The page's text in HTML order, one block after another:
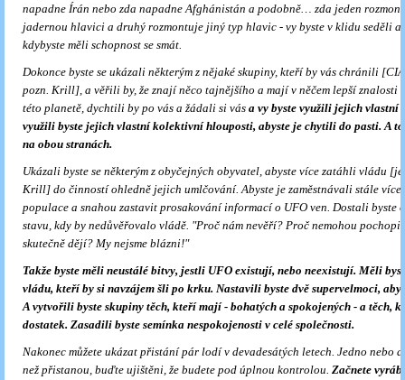
napadne Írán nebo zda napadne Afghánistán a podobně… zda jeden
jadernou hlavici a druhý rozmontuje jiný typ hlavic - vy byste v klidu seděli a
kdybyste měli schopnost se smát.
Dokonce byste se ukázali některým z nějaké skupiny, kteří by vás chránili
pozn. Krill], a věřili by, že znají něco tajnějšího a mají v něčem lepší znalosti
této planetě, dychtili by po vás a žádali si vás a vy byste využili jejich vlastní
využili byste jejich vlastní kolektivní hlouposti, abyste je chytili do pasti. A
na obou stranách.
Ukázali byste se některým z obyčejných obyvatel, abyste více zatáhli vládu
Krill] do činností ohledně jejich umlčování. Abyste je zaměstnávali stále
populace a snahou zastavit prosakování informací o UFO ven. Dostali byste
stavu, kdy by nedůvěřovalo vládě. "Proč nám nevěří? Proč nemohou
skutečně dějí? My nejsme blázni!"
Takže byste měli neustálé bitvy, jestli UFO existují, nebo neexistují. Měli
vládu, kteří by si navzájem šli po krku. Nastavili byste dvě supervelmoci,
A vytvořili byste skupiny těch, kteří mají - bohatých a spokojených - a těch,
dostatek. Zasadili byste semínka nespokojenosti v celé společnosti.
Nakonec můžete ukázat přistání pár lodí v devadesátých letech. Jedno nebo
než přistanou, buďte ujištěni, že budete pod úplnou kontrolou. Začnete